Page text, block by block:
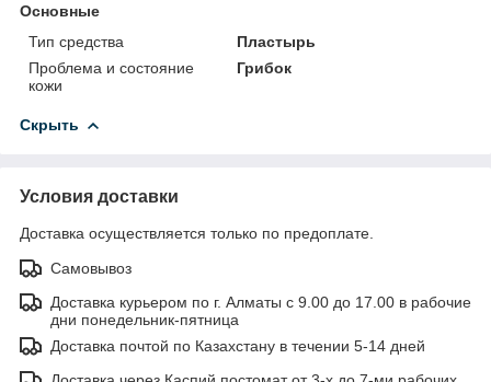
Основные
Тип средства
Пластырь
Проблема и состояние
кожи
Грибок
Скрыть
Условия доставки
Доставка осуществляется только по предоплате.
Самовывоз
Доставка курьером по г. Алматы с 9.00 до 17.00 в рабочие
дни понедельник-пятница
Доставка почтой по Казахстану в течении 5-14 дней